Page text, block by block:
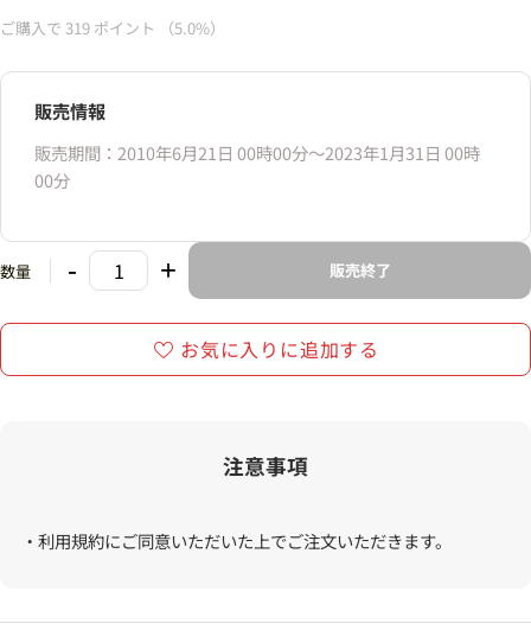
ご購入で 319 ポイント （5.0%）
販売情報
販売期間：2010年6月21日 00時00分〜2023年1月31日 00時
00分
数量 - + 販売終了
お気に入りに追加する
注意事項
・利用規約にご同意いただいた上でご注文いただきます。